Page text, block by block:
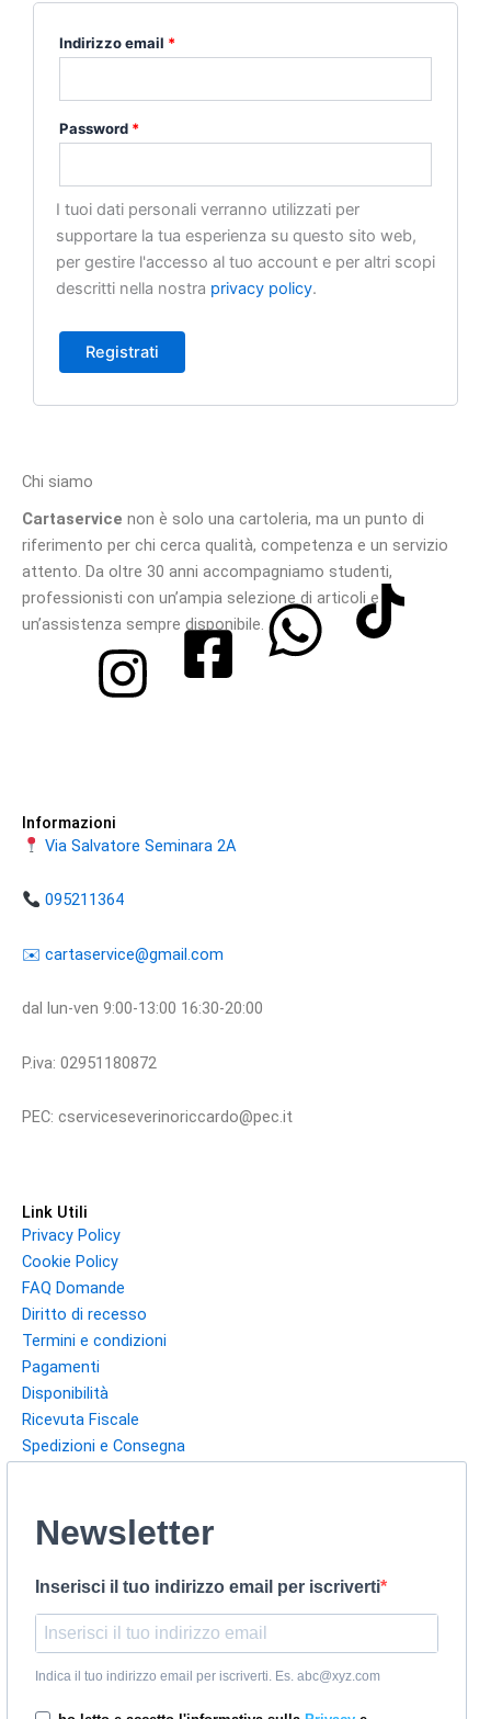
Indirizzo email *
Password *
I tuoi dati personali verranno utilizzati per
supportare la tua esperienza su questo sito web,
per gestire l'accesso al tuo account e per altri scopi
descritti nella nostra privacy policy.
Registrati
Chi siamo
Cartaservice non è solo una cartoleria, ma un punto di
riferimento per chi cerca qualità, competenza e un servizio
attento. Da oltre 30 anni accompagniamo studenti,
professionisti con un’ampia selezione di articoli e
un’assistenza sempre disponibile.
Informazioni
Via Salvatore Seminara 2A
095211364
​​✉️ ​cartaservice@gmail.com
dal lun-ven 9:00-13:00 16:30-20:00
P.iva: 02951180872
PEC: cserviceseverinoriccardo@pec.it
Link Utili
Privacy Policy
Cookie Policy
FAQ Domande
Diritto di recesso
Termini e condizioni
Pagamenti
Disponibilità
Ricevuta Fiscale
Spedizioni e Consegna
Newsletter
Inserisci il tuo indirizzo email per iscriverti
Indica il tuo indirizzo email per iscriverti. Es. abc@xyz.com